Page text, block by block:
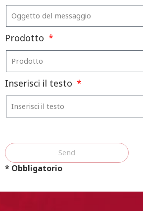
Prodotto
Inserisci il testo
Send
* Obbligatorio